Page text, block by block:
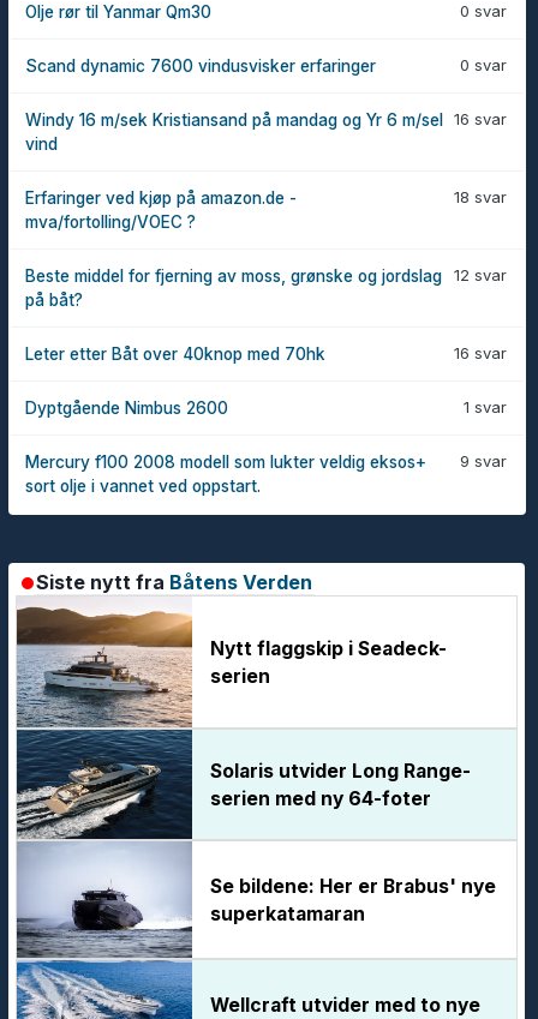
0 svar
Olje rør til Yanmar Qm30
0 svar
Scand dynamic 7600 vindusvisker erfaringer
16 svar
Windy 16 m/sek Kristiansand på mandag og Yr 6 m/sel
vind
18 svar
Erfaringer ved kjøp på amazon.de -
mva/fortolling/VOEC ?
12 svar
Beste middel for fjerning av moss, grønske og jordslag
på båt?
16 svar
Leter etter Båt over 40knop med 70hk
1 svar
Dyptgående Nimbus 2600
9 svar
Mercury f100 2008 modell som lukter veldig eksos+
sort olje i vannet ved oppstart.
Siste nytt fra Båtens Verden
Nytt flaggskip i Seadeck-
serien
Solaris utvider Long Range-
serien med ny 64-foter
Se bildene: Her er Brabus' nye
superkatamaran
Wellcraft utvider med to nye